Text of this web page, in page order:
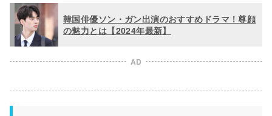
韓国俳優ソン・ガン出演のおすすめドラマ！尊顔
の魅力とは【2024年最新】
AD